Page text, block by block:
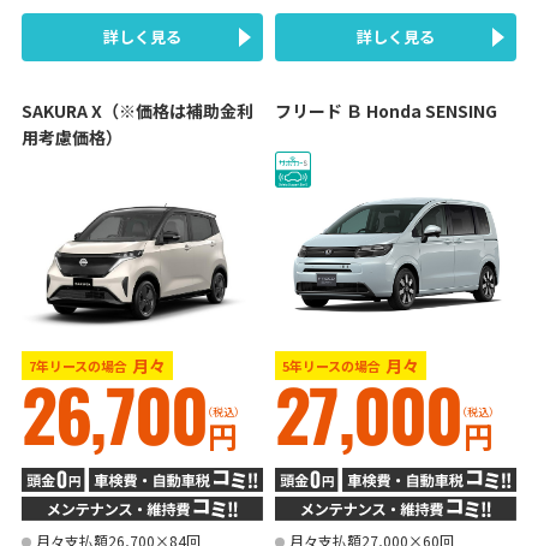
詳しく見る 詳しく見る
SAKURA X（※価格は補助金利
用考慮価格）
7年リースの場合 月々
26,700円
（税込）
月々支払額26,700×84回
フリード Ｂ Honda SENSING
5年リースの場合 月々
27,000円
（税込）
月々支払額27,000×60回